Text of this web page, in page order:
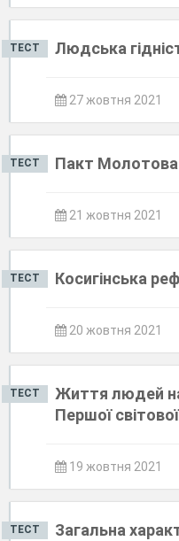
ТЕСТ Людська
27 жовтня 2021
ТЕСТ Пакт
21 жовтня 2021
ТЕСТ Косигінська
20 жовтня 2021
ТЕСТ
Життя людей на
Першої
19 жовтня 2021
ТЕСТ
Загальна